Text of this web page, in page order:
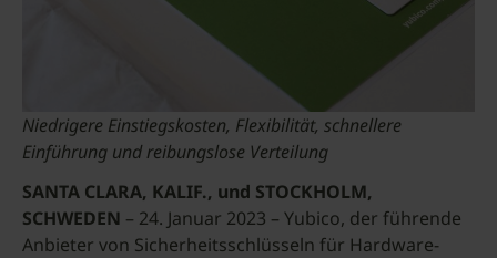
Niedrigere Einstiegskosten, Flexibilität, schnellere
Einführung und reibungslose Verteilung
SANTA CLARA, KALIF., und STOCKHOLM,
SCHWEDEN – 24. Januar 2023 – Yubico, der führende
Anbieter von Sicherheitsschlüsseln für Hardware-